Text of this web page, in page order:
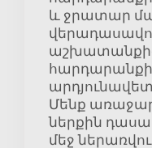
և ջրատար
աշխատանքից
հարդարանքի
Մենք
ներքին
մեջ